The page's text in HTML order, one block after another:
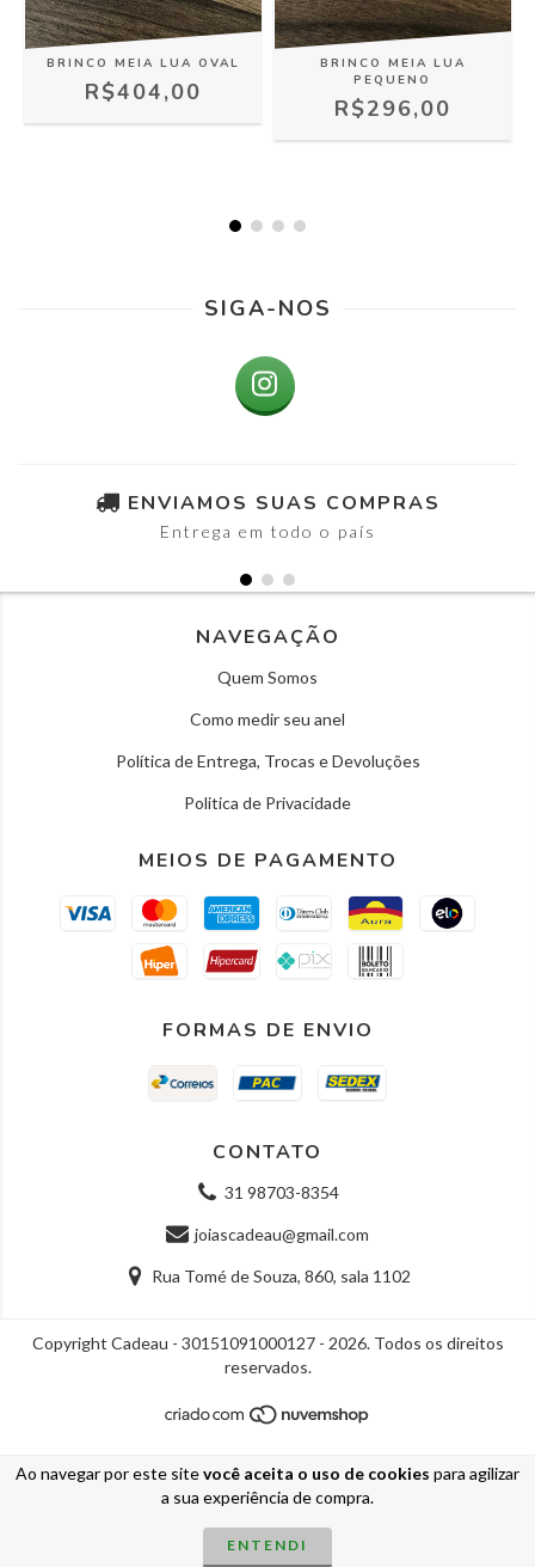
Ao navegar por este sitevocê aceita o uso de cookies para agilizar
a sua experiência de compra.
ENTENDI
BRINCO MEIA LUA OVAL
R$404,00
BRINCO MEIA LUA
PEQUENO
R$296,00
SIGA-NOS
ENVIAMOS SUAS COMPRAS
Entrega em todo o país
NAVEGAÇÃO
Quem Somos
Como medir seu anel
Política de Entrega, Trocas e Devoluções
Politica de Privacidade
MEIOS DE PAGAMENTO
FORMAS DE ENVIO
CONTATO
31 98703-8354
joiascadeau@gmail.com
Rua Tomé de Souza, 860, sala 1102
Copyright Cadeau - 30151091000127 - 2026. Todos os direitos
reservados.